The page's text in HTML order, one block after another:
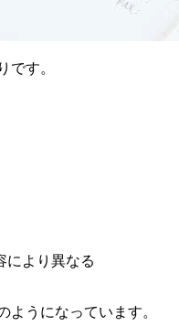
です。
により異なる
ようになっています。